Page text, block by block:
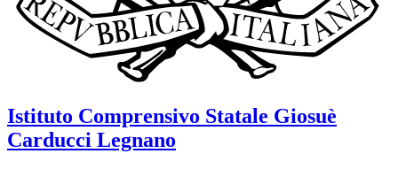
Istituto Comprensivo Statale Giosuè
Carducci Legnano